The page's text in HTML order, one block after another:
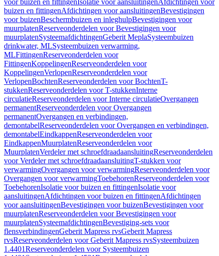
voor buizen en fittingenIsolatie voor aansluitingenAfdichtingen voor
buizen en fittingenAfdichtingen voor aansluitingenBevestigingen
voor buizenBeschermbuizen en inleghulpBevestigingen voor
muurplatenReserveonderdelen voor Bevestigingen voor
muurplatenSysteemafdichtingenGeberit MeplaSysteembuizen
drinkwater, MLSysteembuizen verwarming,
MLFittingenReserveonderdelen voor
FittingenKoppelingenReserveonderdelen voor
KoppelingenVerlopenReserveonderdelen voor
VerlopenBochtenReserveonderdelen voor BochtenT-
stukkenReserveonderdelen voor T-stukkenInterne
circulatieReserveonderdelen voor Interne circulatieOvergangen
permanentReserveonderdelen voor Overgangen
permanentOvergangen en verbindingen,
demontabelReserveonderdelen voor Overgangen en verbindingen,
demontabelEindkappenReserveonderdelen voor
EindkappenMuurplatenReserveonderdelen voor
MuurplatenVerdeler met schroefdraadaansluitingReserveonderdelen
voor Verdeler met schroefdraadaansluitingT-stukken voor
verwarmingOvergangen voor verwarmingReserveonderdelen voor
Overgangen voor verwarmingToebehorenReserveonderdelen voor
ToebehorenIsolatie voor buizen en fittingenIsolatie voor
aansluitingenAfdichtingen voor buizen en fittingenAfdichtingen
voor aansluitingenBevestigingen voor buizenBevestigingen voor
muurplatenReserveonderdelen voor Bevestigingen voor
muurplatenSysteemafdichtingenBevestiging-sets voor
flensverbindingenGeberit Mapress rvsGeberit Mapress
rvsReserveonderdelen voor Geberit Mapress rvsSysteembuizen
1.4401Reserveonderdelen voor Systeembuizen